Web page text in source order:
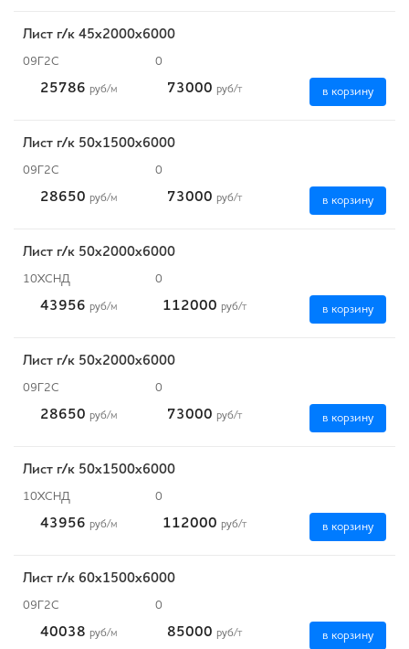
Лист г/к 45х2000х6000
09Г2С 0
25786 руб/м 73000 руб/т в корзину
Лист г/к 50х1500х6000
09Г2С 0
28650 руб/м 73000 руб/т в корзину
Лист г/к 50х2000х6000
10ХСНД 0
43956 руб/м 112000 руб/т в корзину
Лист г/к 50х2000х6000
09Г2С 0
28650 руб/м 73000 руб/т в корзину
Лист г/к 50х1500х6000
10ХСНД 0
43956 руб/м 112000 руб/т в корзину
Лист г/к 60х1500х6000
09Г2С 0
40038 руб/м 85000 руб/т в корзину